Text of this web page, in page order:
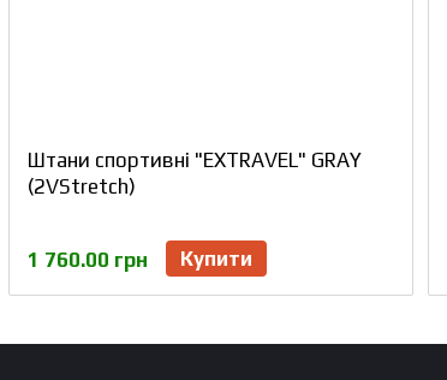
Штани спортивні "EXTRAVEL" GRAY
(2VStretch)
1 760.00 грн Купити